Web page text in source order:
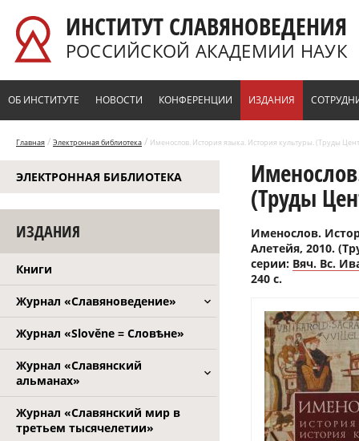
ИНСТИТУТ СЛАВЯНОВЕДЕНИЯ
РОССИЙСКОЙ АКАДЕМИИ НАУК
ОБ ИНСТИТУТЕ НОВОСТИ КОНФЕРЕНЦИИ ИЗДАНИЯ
Главная / Электронная библиотека / Именослов. История языка. История культуры. (Труды
ЭЛЕКТРОННАЯ БИБЛИОТЕКА
ИЗДАНИЯ
Книги
Журнал «Славяноведение»
Журнал «Slověne = Словѣне»
Журнал «Славянский
альманах»
Журнал «Славянский мир в
третьем тысячелетии»
(Труды
Именослов.
Алетейя, 2010.
серии: Вяч. Вс.
240 с.